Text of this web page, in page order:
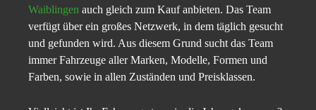
Waiblingen auch gleich zum Kauf anbieten. Das Team
verfügt über ein großes Netzwerk, in dem täglich gesucht
und gefunden wird. Aus diesem Grund sucht das Team
immer Fahrzeuge aller Marken, Modelle, Formen und
Farben, sowie in allen Zuständen und Preisklassen.